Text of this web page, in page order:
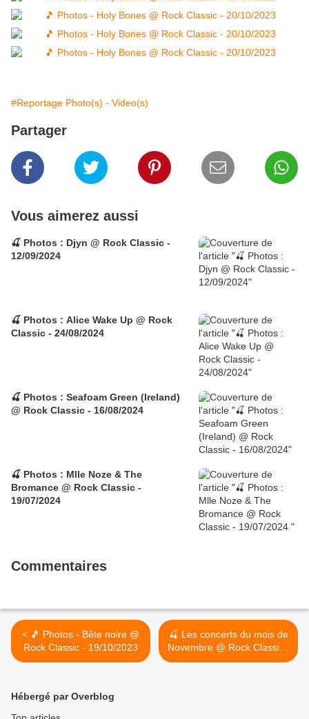
#Reportage Photo(s) - Video(s)
Partager
Vous aimerez aussi
🍒 Photos : Djyn @ Rock Classic -
12/09/2024
🍒 Photos : Alice Wake Up @ Rock
Classic - 24/08/2024
🍒 Photos : Seafoam Green (Ireland)
@ Rock Classic - 16/08/2024
🍒 Photos : Mlle Noze & The
Bromance @ Rock Classic -
19/07/2024
Commentaires
< 🎵 Photos - Bête noire @
Rock Classic - 19/10/2023
🍒 Les concerts du mois de
Novembre @ Rock Classic /
28/10 : AMY WINEHOUSE
Hébergé par Overblog